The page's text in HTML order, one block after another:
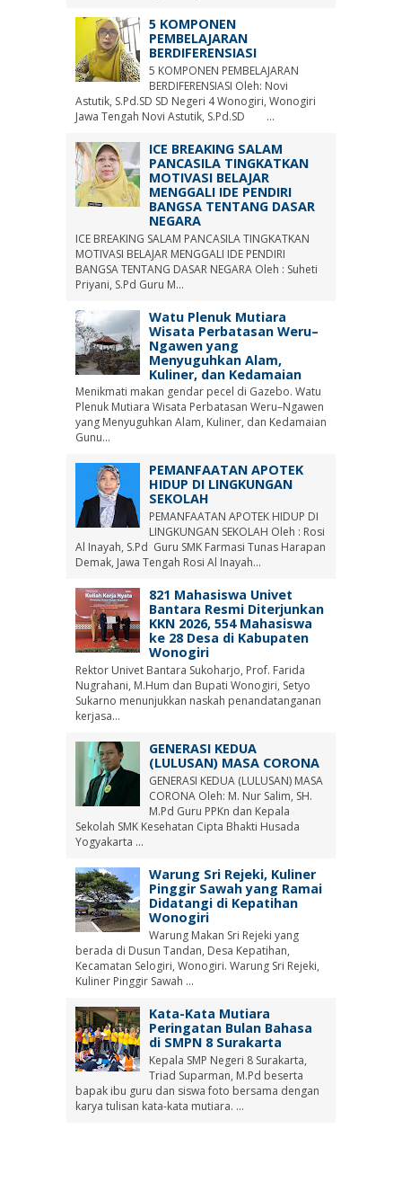
5 KOMPONEN
PEMBELAJARAN
BERDIFERENSIASI
5 KOMPONEN PEMBELAJARAN
BERDIFERENSIASI Oleh: Novi
Astutik, S.Pd.SD SD Negeri 4 Wonogiri, Wonogiri
Jawa Tengah Novi Astutik, S.Pd.SD ...
ICE BREAKING SALAM
PANCASILA TINGKATKAN
MOTIVASI BELAJAR
MENGGALI IDE PENDIRI
BANGSA TENTANG DASAR
NEGARA
ICE BREAKING SALAM PANCASILA TINGKATKAN
MOTIVASI BELAJAR MENGGALI IDE PENDIRI
BANGSA TENTANG DASAR NEGARA Oleh : Suheti
Priyani, S.Pd Guru M...
Watu Plenuk Mutiara
Wisata Perbatasan Weru–
Ngawen yang
Menyuguhkan Alam,
Kuliner, dan Kedamaian
Menikmati makan gendar pecel di Gazebo. Watu
Plenuk Mutiara Wisata Perbatasan Weru–Ngawen
yang Menyuguhkan Alam, Kuliner, dan Kedamaian
Gunu...
PEMANFAATAN APOTEK
HIDUP DI LINGKUNGAN
SEKOLAH
PEMANFAATAN APOTEK HIDUP DI
LINGKUNGAN SEKOLAH Oleh : Rosi
Al Inayah, S.Pd Guru SMK Farmasi Tunas Harapan
Demak, Jawa Tengah Rosi Al Inayah...
821 Mahasiswa Univet
Bantara Resmi Diterjunkan
KKN 2026, 554 Mahasiswa
ke 28 Desa di Kabupaten
Wonogiri
Rektor Univet Bantara Sukoharjo, Prof. Farida
Nugrahani, M.Hum dan Bupati Wonogiri, Setyo
Sukarno menunjukkan naskah penandatanganan
kerjasa...
GENERASI KEDUA
(LULUSAN) MASA CORONA
GENERASI KEDUA (LULUSAN) MASA
CORONA Oleh: M. Nur Salim, SH.
M.Pd Guru PPKn dan Kepala
Sekolah SMK Kesehatan Cipta Bhakti Husada
Yogyakarta ...
Warung Sri Rejeki, Kuliner
Pinggir Sawah yang Ramai
Didatangi di Kepatihan
Wonogiri
Warung Makan Sri Rejeki yang
berada di Dusun Tandan, Desa Kepatihan,
Kecamatan Selogiri, Wonogiri. Warung Sri Rejeki,
Kuliner Pinggir Sawah ...
Kata-Kata Mutiara
Peringatan Bulan Bahasa
di SMPN 8 Surakarta
Kepala SMP Negeri 8 Surakarta,
Triad Suparman, M.Pd beserta
bapak ibu guru dan siswa foto bersama dengan
karya tulisan kata-kata mutiara. ...